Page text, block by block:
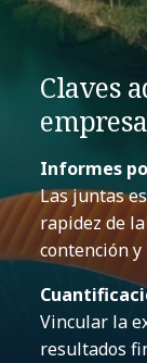
Claves
Informes
Las juntas
rapidez de
contención
Vincular la
resultados